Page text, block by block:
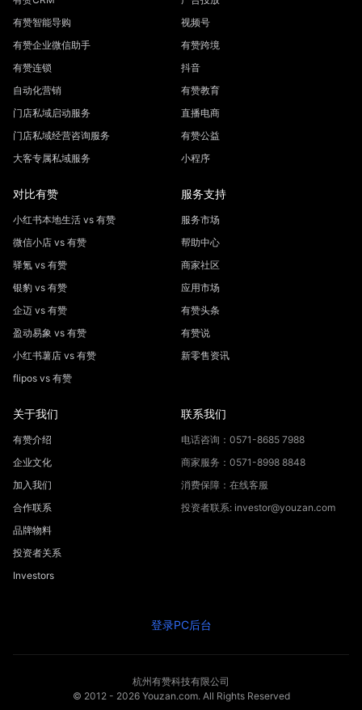
有赞智能导购
有赞企业微信助手
有赞连锁
自动化营销
门店私域启动服务
门店私域经营咨询服务
大客专属私域服务
视频号
有赞跨境
抖音
有赞教育
直播电商
有赞公益
小程序
对比有赞
小红书本地生活 vs 有赞
微信小店 vs 有赞
驿氪 vs 有赞
银豹 vs 有赞
企迈 vs 有赞
盈动易象 vs 有赞
小红书薯店 vs 有赞
flipos vs 有赞
服务支持
服务市场
帮助中心
商家社区
应用市场
有赞头条
有赞说
新零售资讯
关于我们
有赞介绍
企业文化
加入我们
合作联系
品牌物料
投资者关系
Investors
联系我们
电话咨询：0571-8685 7988
商家服务：0571-8998 8848
消费保障：在线客服
投资者联系: investor@youzan.com
登录PC后台
杭州有赞科技有限公司
© 2012 - 2026Youzan.com. All Rights Reserved